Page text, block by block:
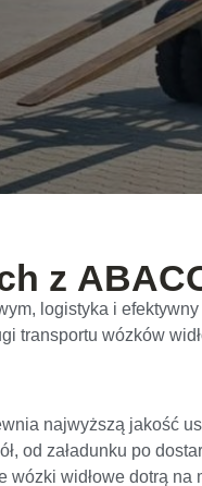
z
logistyka i
transportu wózków
najwyższą jakość
od załadunku po
widłowe dotrą